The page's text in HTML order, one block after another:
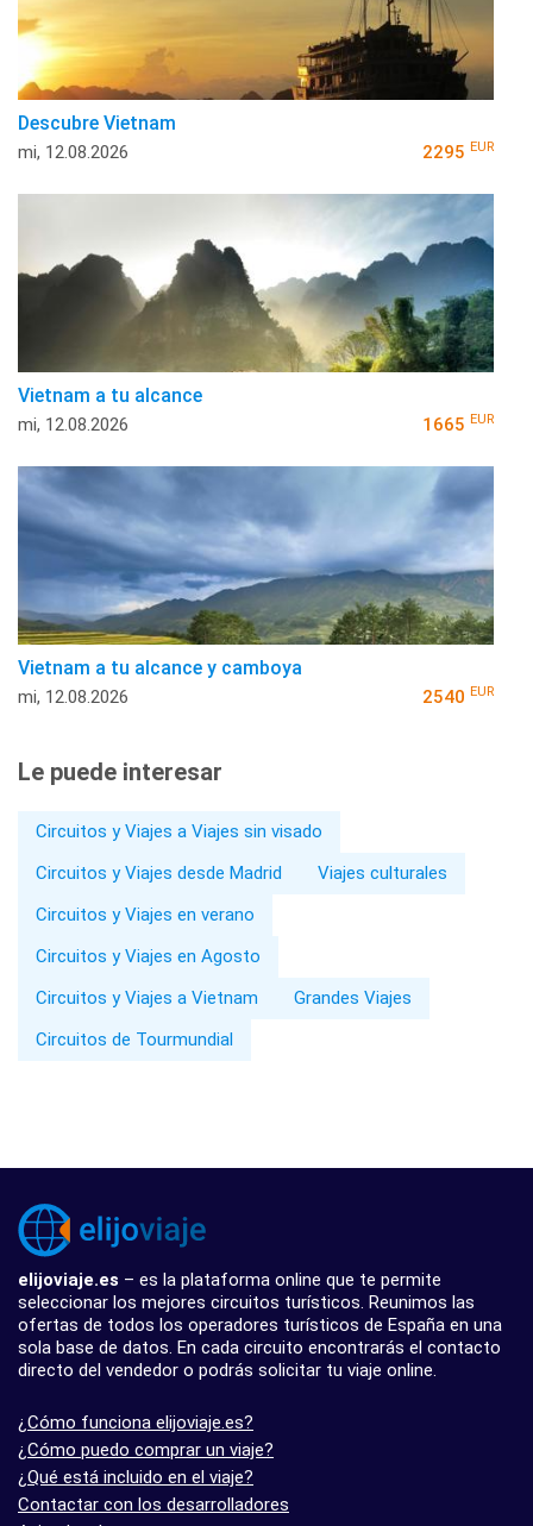
Descubre Vietnam
mi, 12.08.2026 2295 EUR
Vietnam a tu alcance
mi, 12.08.2026 1665 EUR
Vietnam a tu alcance y camboya
mi, 12.08.2026 2540 EUR
Le puede interesar
Circuitos y Viajes a Viajes sin visado
Circuitos y Viajes desde Madrid
Viajes culturales
Circuitos y Viajes en verano
Circuitos y Viajes en Agosto
Circuitos y Viajes a Vietnam
Grandes Viajes
Circuitos de Tourmundial
elijoviaje.es – es la plataforma online que te permite
seleccionar los mejores circuitos turísticos. Reunimos las
ofertas de todos los operadores turísticos de España en una
sola base de datos. En cada circuito encontrarás el contacto
directo del vendedor o podrás solicitar tu viaje online.
¿Cómo funciona elijoviaje.es?
¿Cómo puedo comprar un viaje?
¿Qué está incluido en el viaje?
Contactar con los desarrolladores